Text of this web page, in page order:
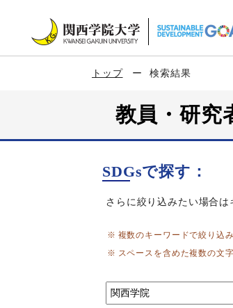
トップ 検索結果
教員・研
SDGsで探す：
さらに絞り込みたい場合は
複数のキーワードで絞り込
スペースを含めた複数の文